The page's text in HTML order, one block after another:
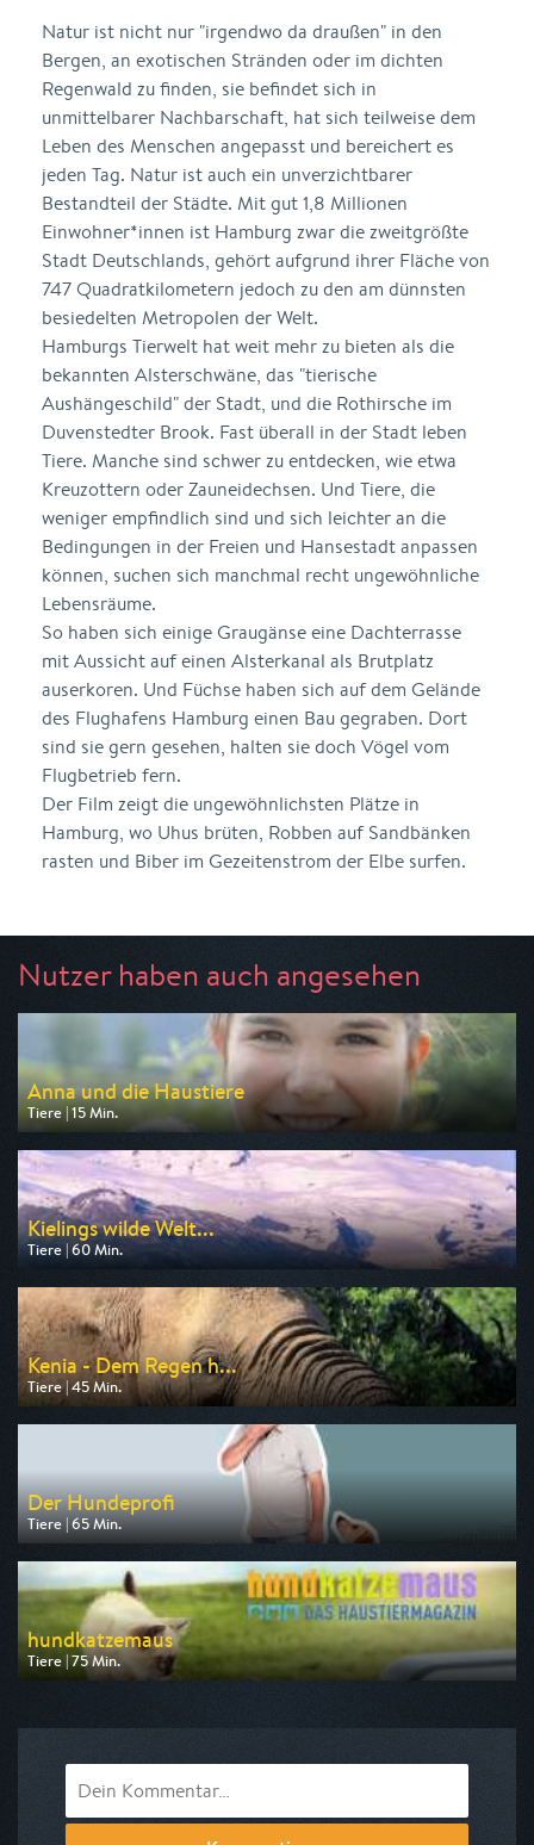
Natur ist nicht nur "irgendwo da draußen" in den
Bergen, an exotischen Stränden oder im dichten
Regenwald zu finden, sie befindet sich in
unmittelbarer Nachbarschaft, hat sich teilweise dem
Leben des Menschen angepasst und bereichert es
jeden Tag. Natur ist auch ein unverzichtbarer
Bestandteil der Städte. Mit gut 1,8 Millionen
Einwohner*innen ist Hamburg zwar die zweitgrößte
Stadt Deutschlands, gehört aufgrund ihrer Fläche von
747 Quadratkilometern jedoch zu den am dünnsten
besiedelten Metropolen der Welt.
Hamburgs Tierwelt hat weit mehr zu bieten als die
bekannten Alsterschwäne, das "tierische
Aushängeschild" der Stadt, und die Rothirsche im
Duvenstedter Brook. Fast überall in der Stadt leben
Tiere. Manche sind schwer zu entdecken, wie etwa
Kreuzottern oder Zauneidechsen. Und Tiere, die
weniger empfindlich sind und sich leichter an die
Bedingungen in der Freien und Hansestadt anpassen
können, suchen sich manchmal recht ungewöhnliche
Lebensräume.
So haben sich einige Graugänse eine Dachterrasse
mit Aussicht auf einen Alsterkanal als Brutplatz
auserkoren. Und Füchse haben sich auf dem Gelände
des Flughafens Hamburg einen Bau gegraben. Dort
sind sie gern gesehen, halten sie doch Vögel vom
Flugbetrieb fern.
Der Film zeigt die ungewöhnlichsten Plätze in
Hamburg, wo Uhus brüten, Robben auf Sandbänken
rasten und Biber im Gezeitenstrom der Elbe surfen.
Nutzer haben auch angesehen
Anna und die Haustiere
Tiere | 15 Min.
Ausgestrahlt von ARD
am 08.08.2026, 07:40
Kielings wilde Welt...
Tiere | 60 Min.
am 09.08.2026, 06:15
Kenia - Dem Regen h...
Tiere | 45 Min.
Ausgestrahlt von arte
am 06.08.2026, 17:50
Der Hundeprofi
Tiere | 65 Min.
Ausgestrahlt von VOX
am 08.08.2026, 16:50
hundkatzemaus
Tiere | 75 Min.
Ausgestrahlt von VOX